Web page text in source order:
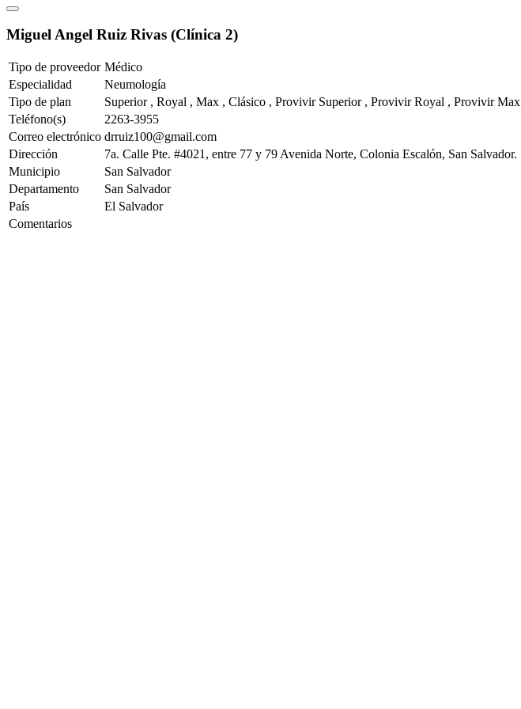
Miguel Angel Ruiz Rivas (Clínica 2)
Tipo de proveedor Médico
Especialidad
Neumología
Tipo de plan
Superior , Royal , Max , Clásico , Provivir Superior , Provivir Royal , Provivir Max
Teléfono(s)
2263-3955
Correo electrónico drruiz100@gmail.com
Dirección
7a. Calle Pte. #4021, entre 77 y 79 Avenida Norte, Colonia Escalón, San Salvador.
Municipio
San Salvador
Departamento
San Salvador
País
El Salvador
Comentarios